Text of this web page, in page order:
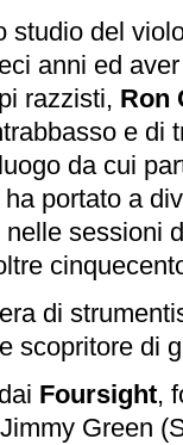
studio del
anni ed
razzisti, Ron
e di
da cui
portato a
sessioni
di
scopritore di
Foursight,
Green